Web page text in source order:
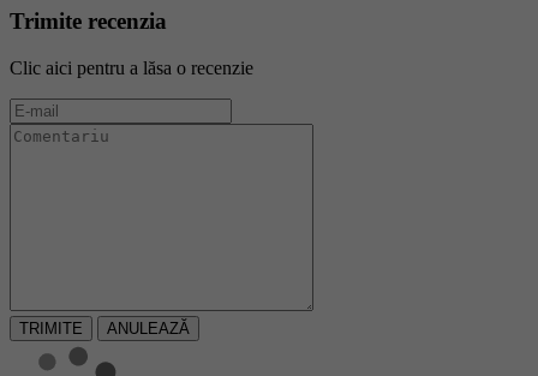
Trimite recenzia
Clic aici pentru a lăsa o recenzie
ANULEAZĂ